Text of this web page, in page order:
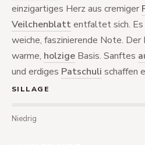
einzigartiges Herz aus cremiger
Veilchenblattentfaltet sich.
weiche, faszinierende Note.
warme, holzige Basis. Sanftes
und erdiges Patschuli schaffen
SILLAGE
Niedrig